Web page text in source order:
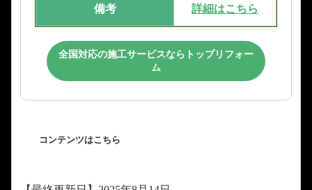
備考 詳細はこちら
全国対応の施工サービスならトップリフォー
ム
コンテンツはこちら